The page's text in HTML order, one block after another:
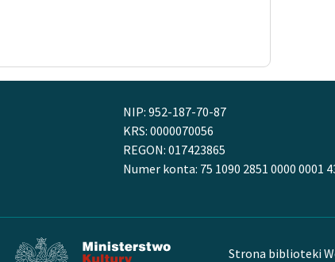
NIP: 952-187-70-87
KRS: 0000070056
REGON: 017423865
Numer konta: 75 1090 2851 0000 0001
Strona biblioteki